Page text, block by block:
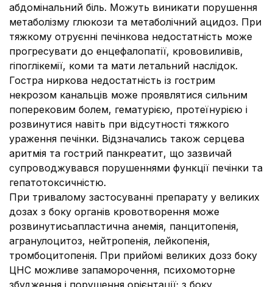
абдомінальний біль. Можуть виникати порушення
метаболізму глюкози та метаболічний ацидоз. При
тяжкому отруєнні печінкова недостатність може
прогресувати до енцефалопатії, крововиливів,
гіпоглікемії, коми та мати летальний наслідок.
Гостра ниркова недостатність із гострим
некрозом канальців може проявлятися сильним
поперековим болем, гематурією, протеїнурією і
розвинутися навіть при відсутності тяжкого
ураження печінки. Відзначались також серцева
аритмія та гострий панкреатит, що зазвичай
супроводжувався порушеннями функції печінки та
гепатотоксичністю.
При тривалому застосуванні препарату у великих
дозах з боку органів кровотворення може
розвинутисьапластична анемія, панцитопенія,
агранулоцитоз, нейтропенія, лейкопенія,
тромбоцитопенія. При прийомі великих дозз боку
ЦНС можливе запаморочення, психомоторне
збудження і порушення орієнтації; з боку